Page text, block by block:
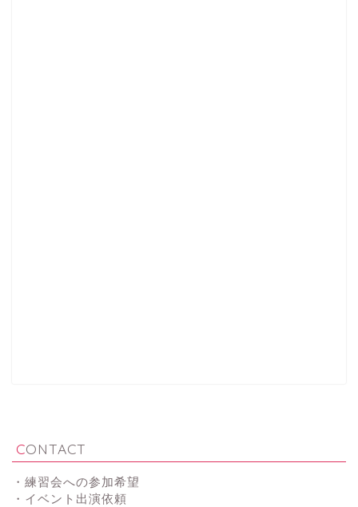
CONTACT
・練習会への参加希望
・イベント出演依頼